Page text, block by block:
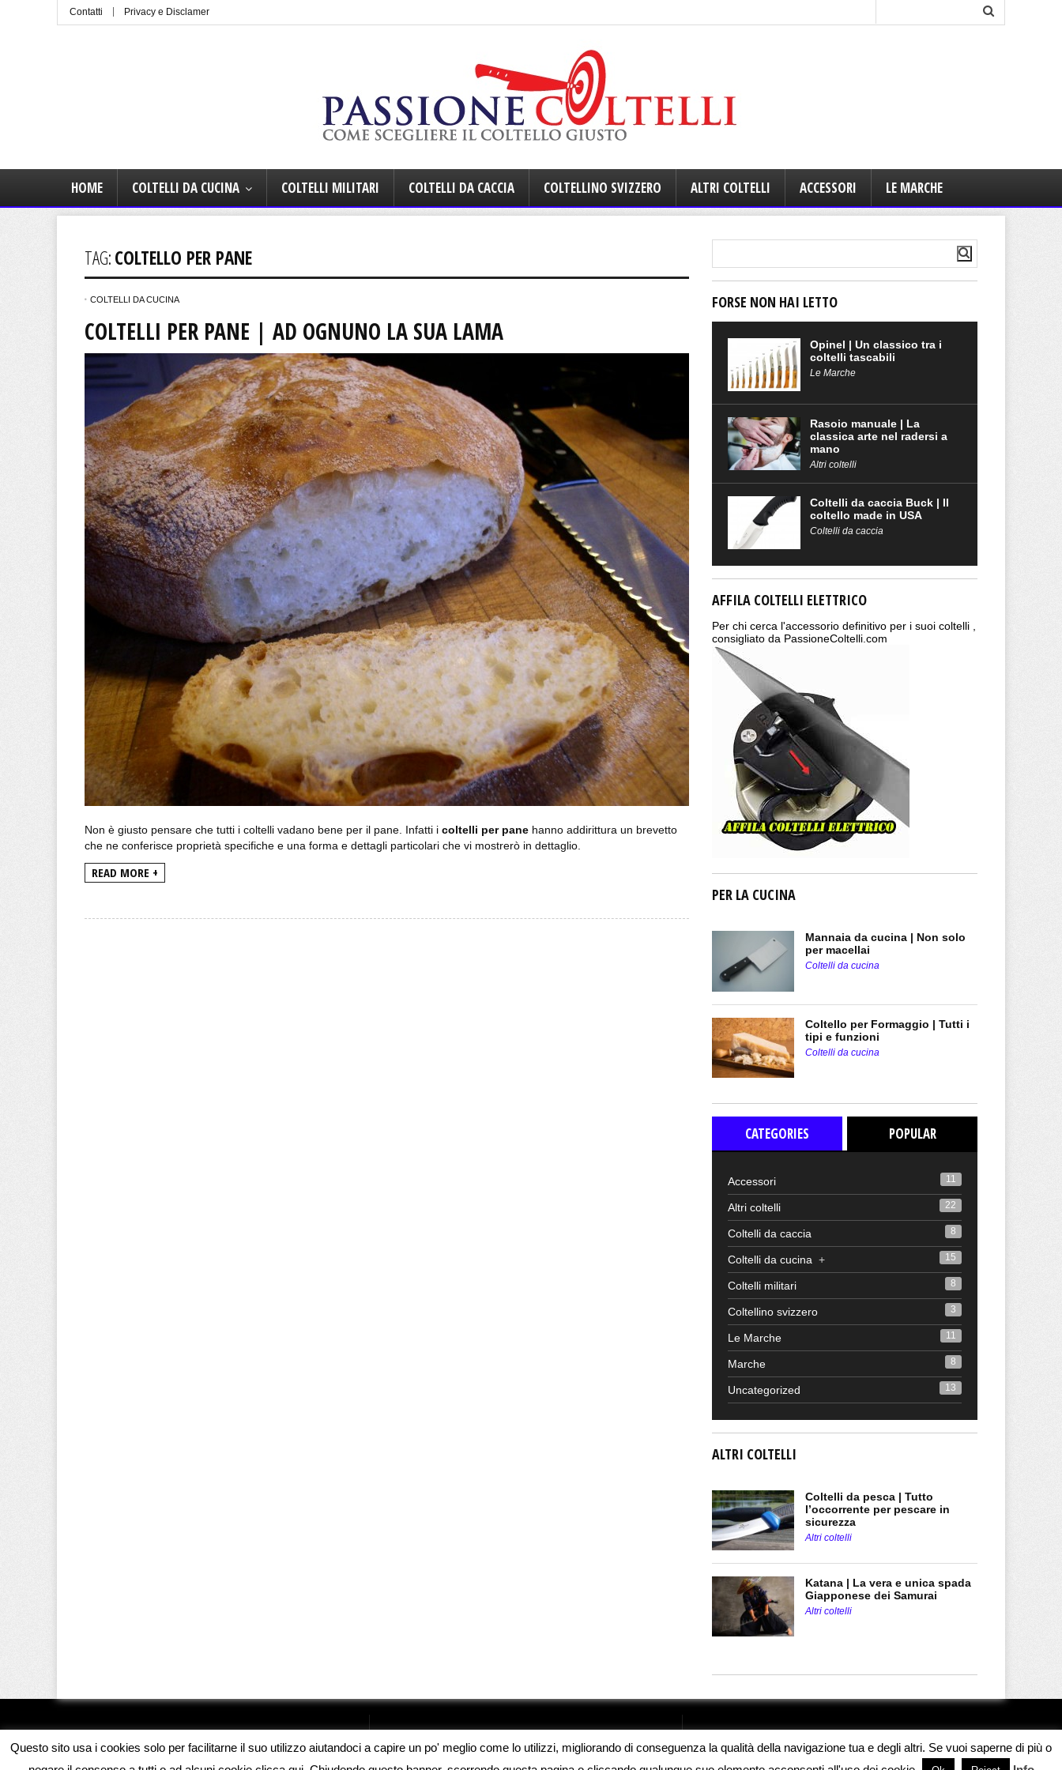
Contatti Privacy e Disclamer
HOME COLTELLI DA CUCINA COLTELLI MILITARI COLTELLI DA CACCIA COLTELLINO SVIZZERO ALTRI COLTELLI ACCESSORI LE MARCHE
TAG:COLTELLO PER PANE
COLTELLI DA CUCINA
COLTELLI PER PANE | AD OGNUNO LA SUA LAMA
Non è giusto pensare che tutti i coltelli vadano bene per il pane. Infatti i coltelli per pane hanno addirittura un brevetto
che ne conferisce proprietà specifiche e una forma e dettagli particolari che vi mostrerò in dettaglio.
READ MORE +
FORSE NON HAI LETTO
Opinel | Un classico tra i
coltelli tascabili
Le Marche
Rasoio manuale | La
classica arte nel radersi a
mano
Altri coltelli
Coltelli da caccia Buck | Il
coltello made in USA
Coltelli da caccia
AFFILA COLTELLI ELETTRICO
Per chi cerca l'accessorio definitivo per i suoi coltelli ,
consigliato da PassioneColtelli.com
PER LA CUCINA
Mannaia da cucina | Non solo
per macellai
Coltelli da cucina
Coltello per Formaggio | Tutti i
tipi e funzioni
Coltelli da cucina
CATEGORIES POPULAR
Accessori 11
Altri coltelli 22
Coltelli da caccia 8
Coltelli da cucina + 15
Coltelli militari 8
Coltellino svizzero 3
Le Marche 11
Marche 8
Uncategorized 13
ALTRI COLTELLI
Coltelli da pesca | Tutto
l’occorrente per pescare in
sicurezza
Altri coltelli
Katana | La vera e unica spada
Giapponese dei Samurai
Altri coltelli
Questo sito usa i cookies solo per facilitarne il suo utilizzo aiutandoci a capire un po' meglio come lo utilizzi, migliorando di conseguenza la qualità della navigazione tua e degli altri. Se vuoi saperne di più o